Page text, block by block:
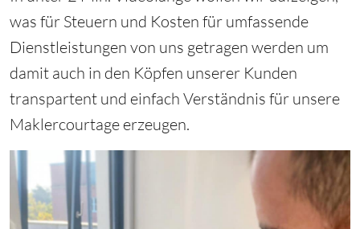
was für Steuern und Kosten für umfassende
Dienstleistungen von uns getragen werden um
damit auch in den Köpfen unserer Kunden
transpartent und einfach Verständnis für unsere
Maklercourtage erzeugen.